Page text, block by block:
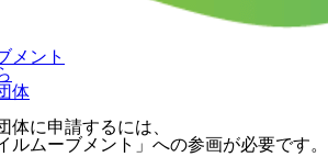
メント
体
体に申請するには、
ルムーブメント」への参画が必要です。